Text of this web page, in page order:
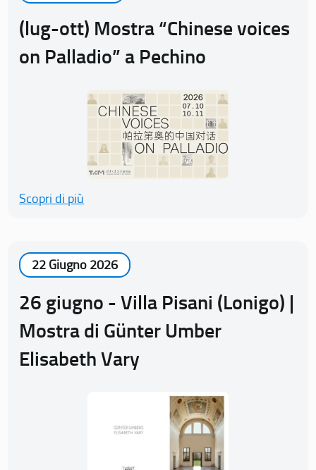
(lug-ott) Mostra “Chinese voices
on Palladio” a Pechino
Scopri di più
22 Giugno 2026
26 giugno - Villa Pisani (Lonigo) |
Mostra di Günter Umber
Elisabeth Vary